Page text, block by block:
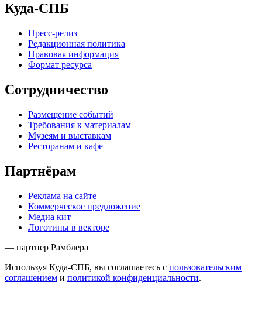
Куда-СПБ
Пресс-релиз
Редакционная политика
Правовая информация
Формат ресурса
Сотрудничество
Размещение событий
Требования к материалам
Музеям и выставкам
Ресторанам и кафе
Партнёрам
Реклама на сайте
Коммерческое предложение
Медиа кит
Логотипы в векторе
— партнер Рамблера
Используя Куда-СПБ, вы соглашаетесь с пользовательским
соглашением и политикой конфиденциальности.